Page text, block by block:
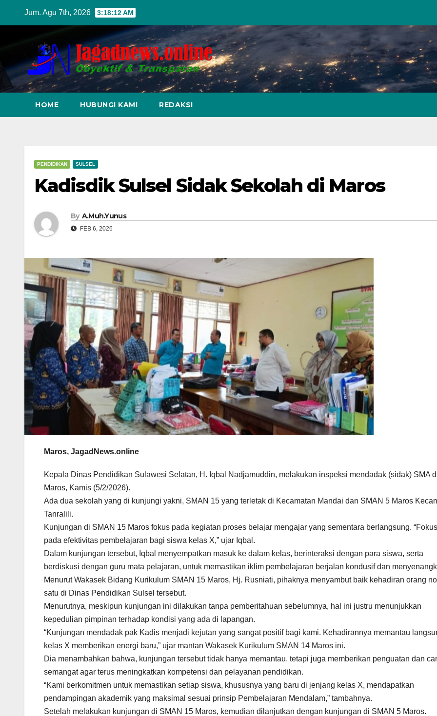
Jum. Agu 7th, 2026 3:18:13 AM
HOME HUBUNGI KAMI REDAKSI
PENDIDIKAN SULSEL
Kadisdik Sulsel Sidak Sekolah di Maros
By A.Muh.Yunus
FEB 6, 2026
Maros, JagadNews.online
Kepala Dinas Pendidikan Sulawesi Selatan, H. Iqbal Nadjamuddin, melakukan inspeksi mendadak (sidak) SMA
Maros, Kamis (5/2/2026).
Ada dua sekolah yang di kunjungi yakni, SMAN 15 yang terletak di Kecamatan Mandai dan SMAN 5 Maros
Tanralili.
Kunjungan di SMAN 15 Maros fokus pada kegiatan proses belajar mengajar yang sementara berlangsung. “Fokus
pada efektivitas pembelajaran bagi siswa kelas X,” ujar Iqbal.
Dalam kunjungan tersebut, Iqbal menyempatkan masuk ke dalam kelas, berinteraksi dengan para siswa, serta
berdiskusi dengan guru mata pelajaran, untuk memastikan iklim pembelajaran berjalan kondusif dan
Menurut Wakasek Bidang Kurikulum SMAN 15 Maros, Hj. Rusniati, pihaknya menyambut baik kehadiran orang
satu di Dinas Pendidikan Sulsel tersebut.
Menurutnya, meskipun kunjungan ini dilakukan tanpa pemberitahuan sebelumnya, hal ini justru menunjukkan
kepedulian pimpinan terhadap kondisi yang ada di lapangan.
“Kunjungan mendadak pak Kadis menjadi kejutan yang sangat positif bagi kami. Kehadirannya memantau
kelas X memberikan energi baru,” ujar mantan Wakasek Kurikulum SMAN 14 Maros ini.
Dia menambahkan bahwa, kunjungan tersebut tidak hanya memantau, tetapi juga memberikan penguatan dan
semangat agar terus meningkatkan kompetensi dan pelayanan pendidikan.
“Kami berkomitmen untuk memastikan setiap siswa, khususnya yang baru di jenjang kelas X, mendapatkan
pendampingan akademik yang maksimal sesuai prinsip Pembelajaran Mendalam,” tambahnya.
Setelah melakukan kunjungan di SMAN 15 Maros, kemudian dilanjutkan dengan kunjungan di SMAN 5 Maros.